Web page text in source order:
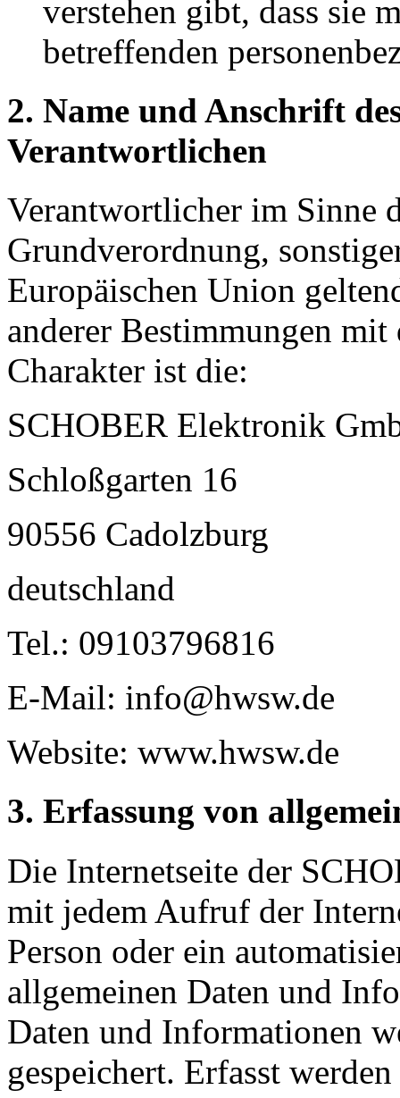
verstehen gibt, dass sie
betreffenden
2. Name und Anschrift
Verantwortlichen
Verantwortlicher im Sinne
Grundverordnung,
Europäischen Union
anderer Bestimmungen
Charakter ist die:
SCHOBER Elektronik
Schloßgarten 16
90556 Cadolzburg
deutschland
Tel.: 09103796816
E-Mail: info@hwsw.de
Website: www.hwsw.de
3. Erfassung von
Die Internetseite der
mit jedem Aufruf der
Person oder ein
allgemeinen Daten und
Daten und Informationen
gespeichert. Erfasst